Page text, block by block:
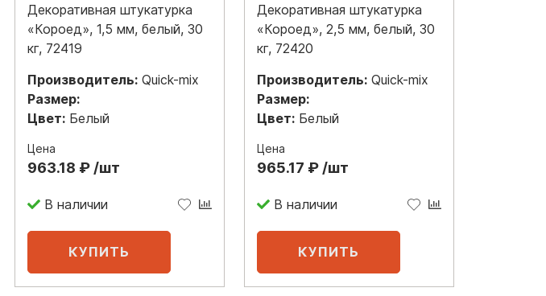
Декоративная штукатурка
«Короед», 1,5 мм, белый, 30
кг, 72419
Производитель: Quick-mix
Размер:
Цвет: Белый
Цена
963.18 ₽ /шт
В наличии
Декоративная штукатурка
«Короед», 2,5 мм, белый, 30
кг, 72420
Производитель: Quick-mix
Размер:
Цвет: Белый
Цена
965.17 ₽ /шт
В наличии